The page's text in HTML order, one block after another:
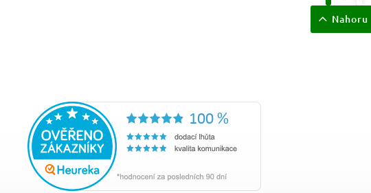
Nahoru